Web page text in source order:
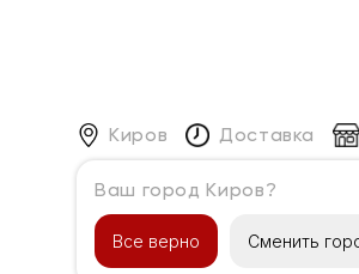
Киров
Ваш город Киров?
Все верно Сменить
Доставка
Каталог